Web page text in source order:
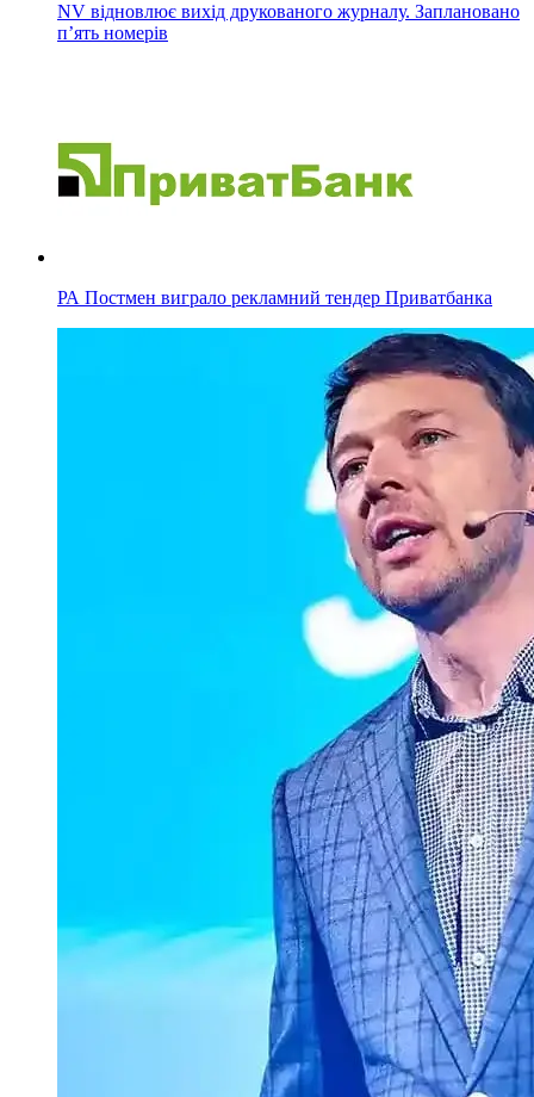
NV відновлює вихід друкованого журналу. Заплановано
п’ять номерів
РА Постмен виграло рекламний тендер Приватбанка